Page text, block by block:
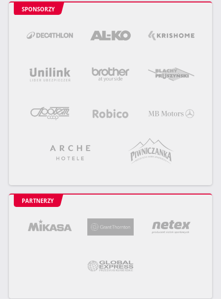
SPONSORZY
PARTNERZY